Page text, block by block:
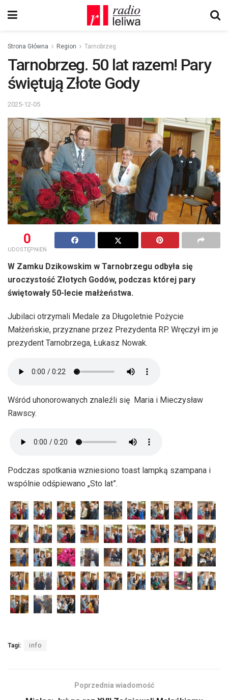
Strona Główna Region Tarnobrzeg
Tarnobrzeg. 50 lat razem! Pary
świętują Złote Gody
2025-12-05
0
UDOSTĘPNIEŃ
W Zamku Dzikowskim w Tarnobrzegu odbyła się
uroczystość Złotych Godów, podczas której pary
świętowały 50-lecie małżeństwa.
Jubilaci otrzymali Medale za Długoletnie Pożycie
Małżeńskie, przyznane przez Prezydenta RP. Wręczył im je
prezydent Tarnobrzega, Łukasz Nowak.
Wśród uhonorowanych znaleźli się Maria i Mieczysław
Rawscy.
Podczas spotkania wzniesiono toast lampką szampana i
wspólnie odśpiewano „Sto lat”.
Tagi: info
Poprzednia wiadomość